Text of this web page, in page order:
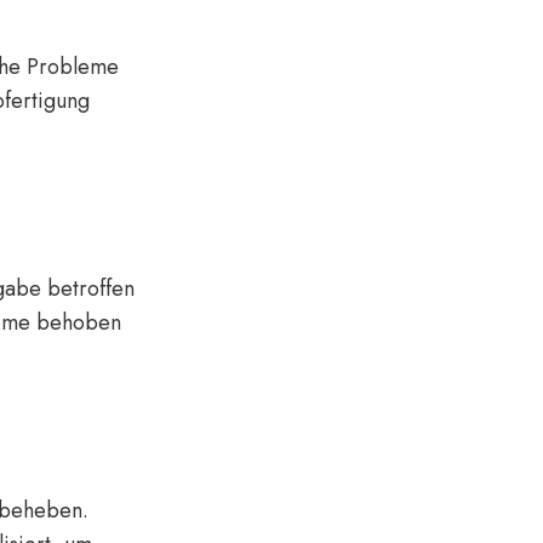
Probleme
betroffen
behoben